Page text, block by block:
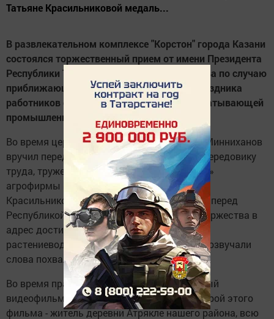
Татьяне Красильниковой медаль...
В развлекательном комплексе "Корстон" города Казани
состоялся торжественный прием от имени Президента
Республики Татарстан Рустама Минниханова по случаю
приближающегося профессионального праздника
работников сельского хозяйства и перерабатывающей
промышленности.
Во время церемонии награждения Рустам Минниханов
вручил передовой доярке нашего района , передовику
труда, труженице хозяйства «Николаевское»
агрофирмы «Мензелинские зори» Татьяне
Красильниковой медаль орден «За заслуги перед
Республикой Татарстан». Также во время торжества в
адрес достигшего высоких показателей в
растениеводстве Мензелинского района прозвучали
слова похвалы.
Во время праздника был показан 7-минутный
видеофильм о деревне Атрякле. Главный герой этого
фильма - житель деревни Атрякле нашего района, всю